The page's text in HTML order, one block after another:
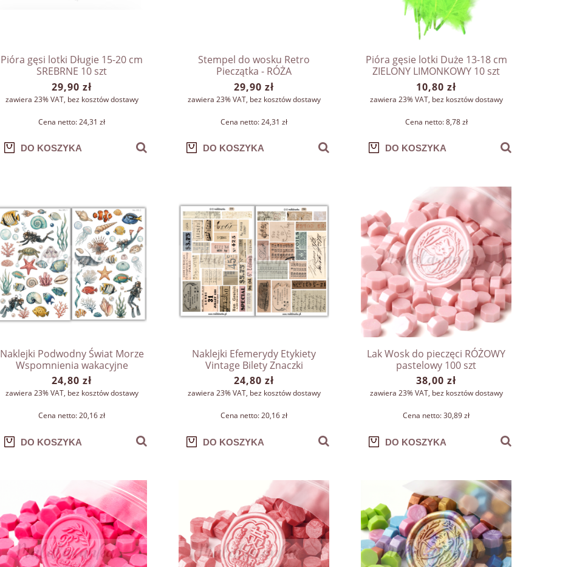
Pióra gęsi lotki Długie 15-20 cm
SREBRNE 10 szt
29,90 zł
zawiera 23% VAT, bez kosztów dostawy
Cena netto:24,31 zł
DO KOSZYKA
Stempel do wosku Retro
Pieczątka - RÓŻA
29,90 zł
zawiera 23% VAT, bez kosztów dostawy
Cena netto:24,31 zł
DO KOSZYKA
Pióra gęsie lotki Duże 13-18 cm
ZIELONY LIMONKOWY 10 szt
10,80 zł
zawiera 23% VAT, bez kosztów dostawy
Cena netto:8,78 zł
DO KOSZYKA
Naklejki Podwodny Świat Morze
Wspomnienia wakacyjne
Muszelki Ryby/015
24,80 zł
zawiera 23% VAT, bez kosztów dostawy
Cena netto:20,16 zł
DO KOSZYKA
Naklejki Efemerydy Etykiety
Vintage Bilety Znaczki
efemeryczne do dziennika
plannera
24,80 zł
zawiera 23% VAT, bez kosztów dostawy
Cena netto:20,16 zł
DO KOSZYKA
Lak Wosk do pieczęci RÓŻOWY
pastelowy 100 szt
38,00 zł
zawiera 23% VAT, bez kosztów dostawy
Cena netto:30,89 zł
DO KOSZYKA